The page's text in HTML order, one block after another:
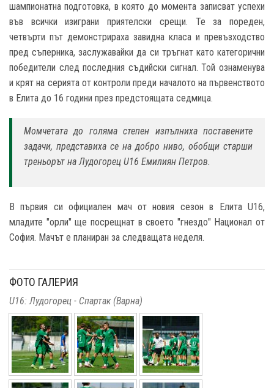
шампионатна подготовка, в която до момента записват успехи
във всички изиграни приятелски срещи. Те за пореден,
четвърти път демонстрираха завидна класа и превъзходство
пред съперника, заслужавайки да си тръгнат като категорични
победители след последния съдийски сигнал. Той ознаменува
и крят на серията от контроли преди началото на първенството
в Елита до 16 години през предстоящата седмица.
Момчетата до голяма степен изпълниха поставените
задачи, представиха се на добро ниво, обобщи старши
треньорът на Лудогорец U16 Емилиян Петров.
В първия си официален мач от новия сезон в Елита U16,
младите "орли" ще посрещнат в своето "гнездо" Национал от
София. Мачът е планиран за следващата неделя.
ФОТО ГАЛЕРИЯ
U16: Лудогорец - Спартак (Варна)